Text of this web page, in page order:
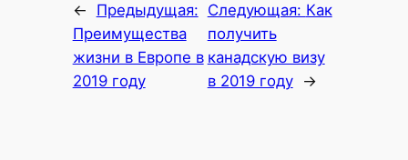
←
Предыдущая:
Преимущества
жизни в Европе в
2019 году
Следующая: Как
получить
канадскую визу
в 2019 году
→